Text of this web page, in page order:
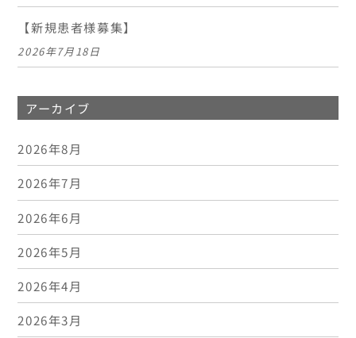
【新規患者様募集】
2026年7月18日
アーカイブ
2026年8月
2026年7月
2026年6月
2026年5月
2026年4月
2026年3月